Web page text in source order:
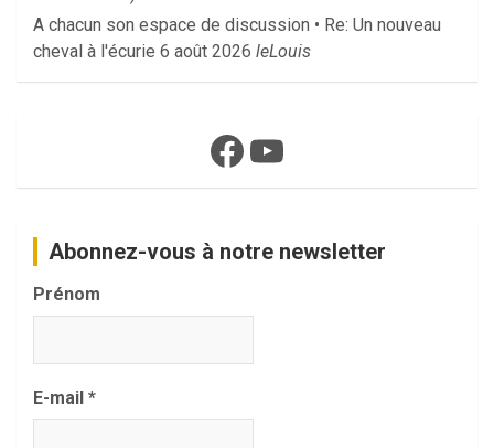
A chacun son espace de discussion • Re: Un nouveau
cheval à l'écurie 6 août 2026 leLouis
Facebook
YouTube
Abonnez-vous à notre newsletter
Prénom
E-mail *